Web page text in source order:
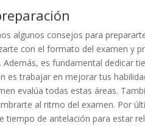
algunos consejos para
con el formato del examen y
Además, es fundamental dedicar
es trabajar en mejorar tus
evalúa todas estas áreas.
al ritmo del examen. Por
tiempo de antelación para estar